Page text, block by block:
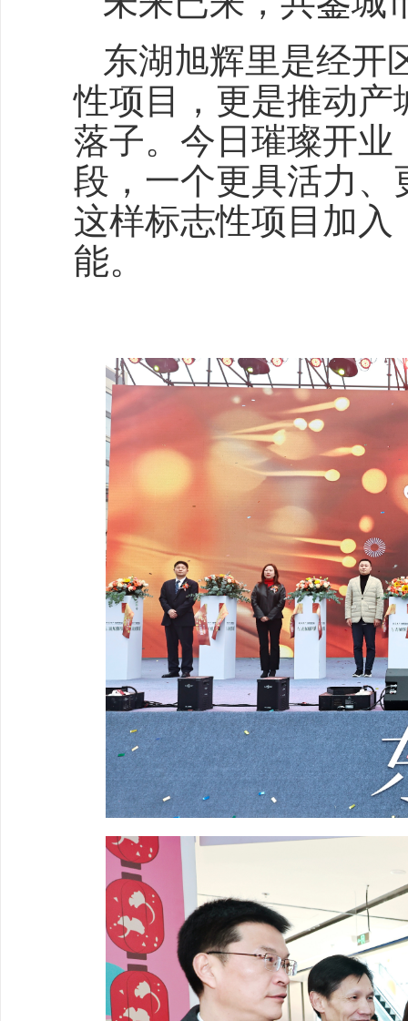
东湖旭辉里是经开
性项目，更是推动
落子。今日璀璨开
段，一个更具活力
这样标志性项目加
能。